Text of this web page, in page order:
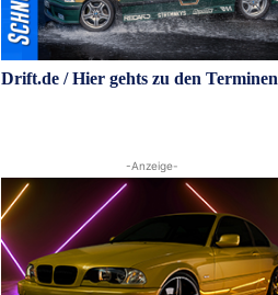
Drift.de / Hier gehts zu den Terminen
-Anzeige-